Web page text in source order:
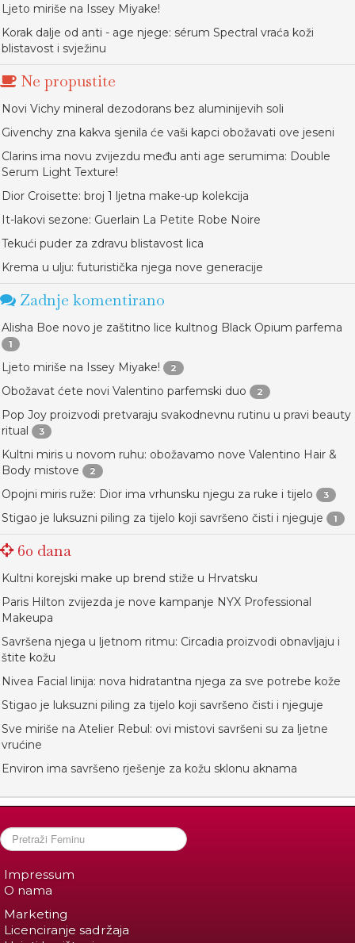
Ljeto miriše na Issey Miyake!
Korak dalje od anti - age njege: sérum Spectral vraća koži
blistavost i svježinu
Ne propustite
Novi Vichy mineral dezodorans bez aluminijevih soli
Givenchy zna kakva sjenila će vaši kapci obožavati ove jeseni
Clarins ima novu zvijezdu među anti age serumima: Double
Serum Light Texture!
Dior Croisette: broj 1 ljetna make-up kolekcija
It-lakovi sezone: Guerlain La Petite Robe Noire
Tekući puder za zdravu blistavost lica
Krema u ulju: futuristička njega nove generacije
Zadnje komentirano
Alisha Boe novo je zaštitno lice kultnog Black Opium parfema
1
Ljeto miriše na Issey Miyake! 2
Obožavat ćete novi Valentino parfemski duo 2
Pop Joy proizvodi pretvaraju svakodnevnu rutinu u pravi beauty
ritual
3
Kultni miris u novom ruhu: obožavamo nove Valentino Hair &
Body mistove
2
Opojni miris ruže: Dior ima vrhunsku njegu za ruke i tijelo 3
Stigao je luksuzni piling za tijelo koji savršeno čisti i njeguje 1
60 dana
Kultni korejski make up brend stiže u Hrvatsku
Paris Hilton zvijezda je nove kampanje NYX Professional
Makeupa
Savršena njega u ljetnom ritmu: Circadia proizvodi obnavljaju i
štite kožu
Nivea Facial linija: nova hidratantna njega za sve potrebe kože
Stigao je luksuzni piling za tijelo koji savršeno čisti i njeguje
Sve miriše na Atelier Rebul: ovi mistovi savršeni su za ljetne
vrućine
Environ ima savršeno rješenje za kožu sklonu aknama
Impressum
O nama
Marketing
Licenciranje sadržaja